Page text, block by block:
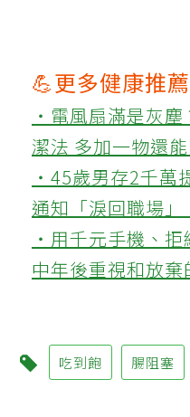
💪更多健康推薦
‧電風扇滿是灰
潔法 多加一物還
‧45歲男存2千萬
通知「淚回職場
‧用千元手機、
中年後重視和放
吃到飽 腸阻塞